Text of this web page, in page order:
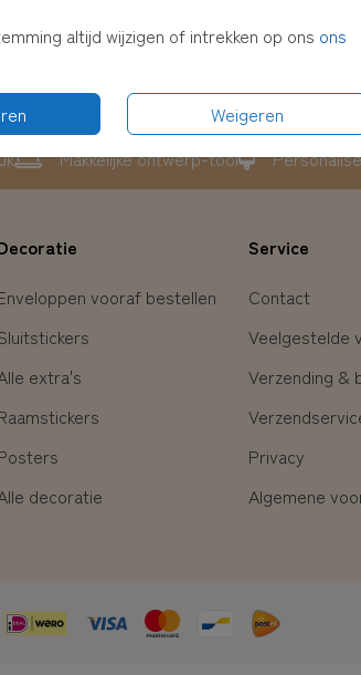
altijd wijzigen of intrekken op ons ons
Weigeren
Makkelijke ontwerp-tool
vooraf bestellen
extra's
decoratie
Service
Contact
Veelgestelde
Verzending &
Privacy
Algemene